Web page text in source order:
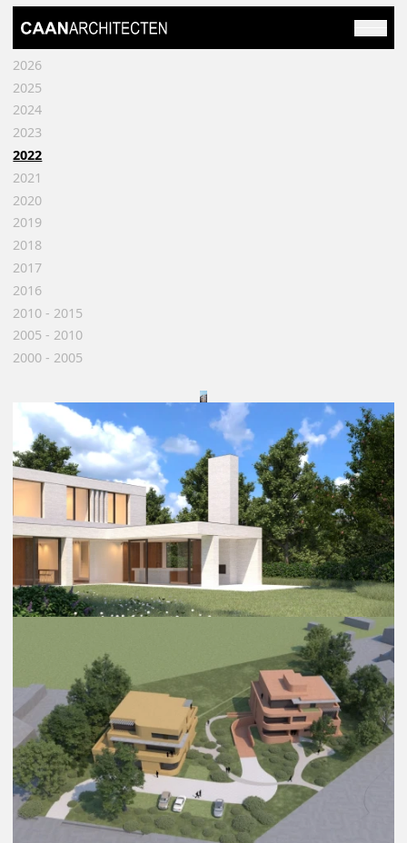
2026
2025
2024
2023
2022
2021
2020
2019
2018
2017
2016
2010 - 2015
2005 - 2010
2000 - 2005